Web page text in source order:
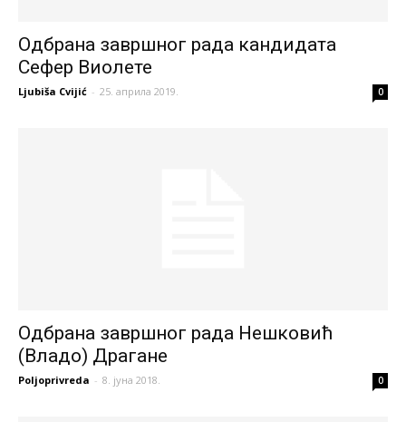
Одбрана завршног рада кандидата
Сефер Виолете
Ljubiša Cvijić - 25. априла 2019. 0
Одбрана завршног рада Нешковић
(Владо) Драгане
Poljoprivreda - 8. јуна 2018. 0